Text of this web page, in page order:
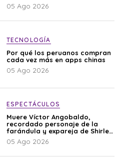
05 Ago 2026
TECNOLOGÍA
Por qué los peruanos compran
cada vez más en apps chinas
05 Ago 2026
ESPECTÁCULOS
Muere Víctor Angobaldo,
recordado personaje de la
farándula y expareja de Shirley
Cherres
05 Ago 2026